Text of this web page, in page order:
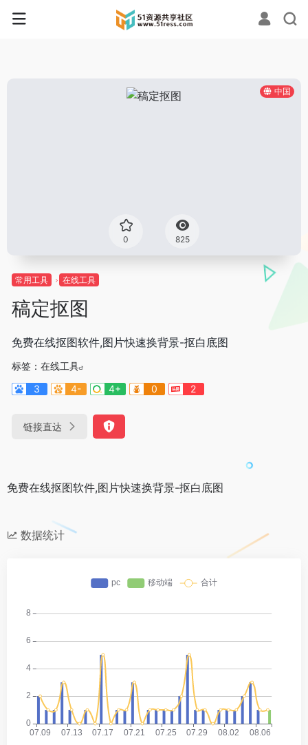
中国
0 825
常用工具 在线工具
稿定抠图
免费在线抠图软件,图片快速换背景-抠白底图
标签： 在线工具
3
4- 4+ 0 2
链接直达
免费在线抠图软件,图片快速换背景-抠白底图
数据统计